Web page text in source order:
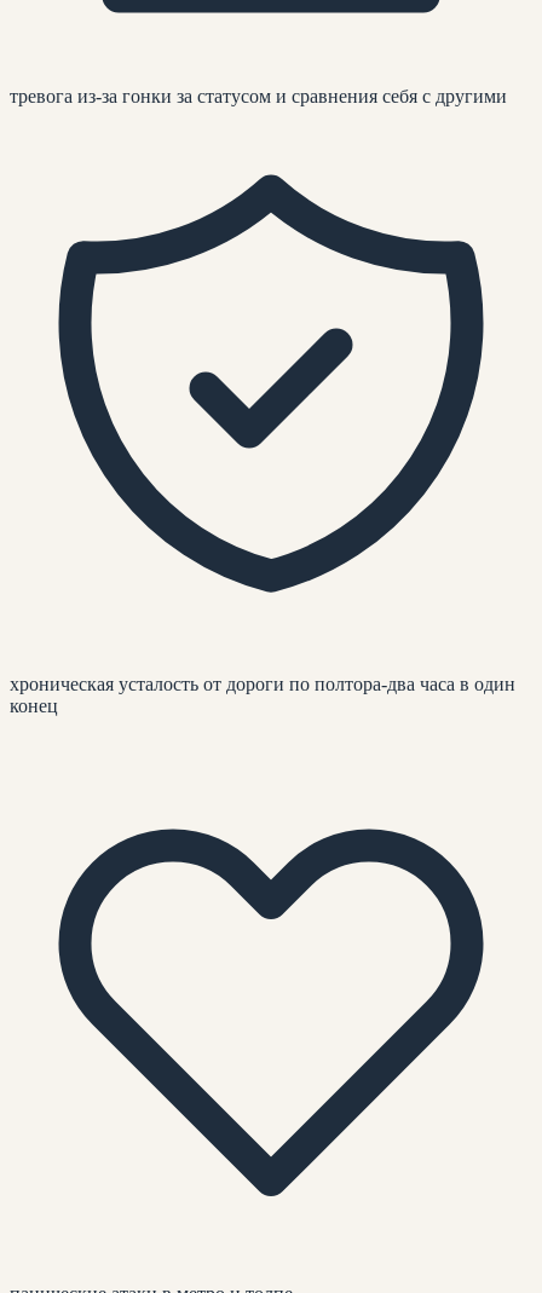
тревога из-за гонки за статусом и сравнения себя с другими
хроническая усталость от дороги по полтора-два часа в один
конец